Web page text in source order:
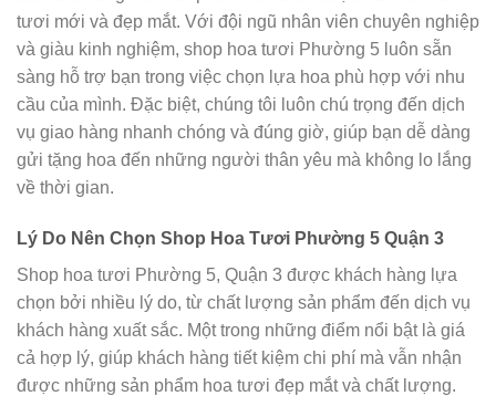
tươi mới và đẹp mắt. Với đội ngũ nhân viên chuyên nghiệp
và giàu kinh nghiệm, shop hoa tươi Phường 5 luôn sẵn
sàng hỗ trợ bạn trong việc chọn lựa hoa phù hợp với nhu
cầu của mình. Đặc biệt, chúng tôi luôn chú trọng đến dịch
vụ giao hàng nhanh chóng và đúng giờ, giúp bạn dễ dàng
gửi tặng hoa đến những người thân yêu mà không lo lắng
về thời gian.
Lý Do Nên Chọn Shop Hoa Tươi Phường 5 Quận 3
Shop hoa tươi Phường 5, Quận 3 được khách hàng lựa
chọn bởi nhiều lý do, từ chất lượng sản phẩm đến dịch vụ
khách hàng xuất sắc. Một trong những điểm nổi bật là giá
cả hợp lý, giúp khách hàng tiết kiệm chi phí mà vẫn nhận
được những sản phẩm hoa tươi đẹp mắt và chất lượng.